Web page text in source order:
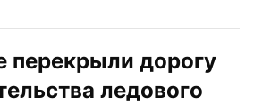
перекрыли дорогу
ледового